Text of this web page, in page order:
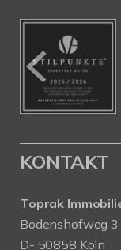
KONTAKT
Toprak
Bodenshofweg 3
D- 50858 Köln